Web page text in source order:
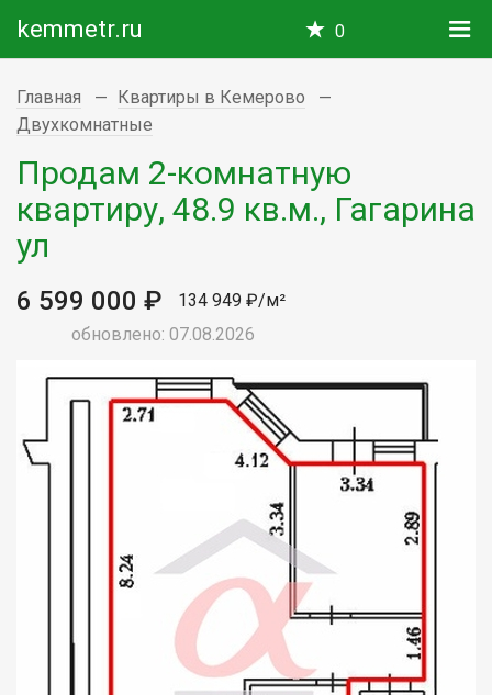
kemmetr.ru 0
Главная
Квартиры в Кемерово
Двухкомнатные
Продам 2-комнатную
квартиру, 48.9 кв.м., Гагарина
ул
6 599 000 ₽
134 949 ₽/м²
обновлено: 07.08.2026